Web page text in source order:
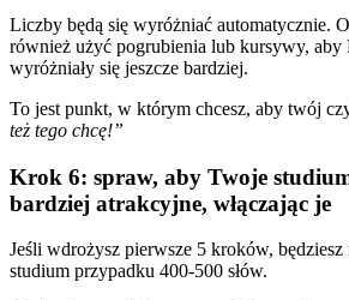
Liczby będą się wyróżniać automatycznie.
również użyć pogrubienia lub kursywy,
wyróżniały się jeszcze bardziej.
To jest punkt, w którym chcesz, aby twój
też tego chcę!”
Krok 6: spraw, aby Twoje
bardziej atrakcyjne, włączając je
Jeśli wdrożysz pierwsze 5 kroków, będziesz
studium przypadku 400-500 słów.